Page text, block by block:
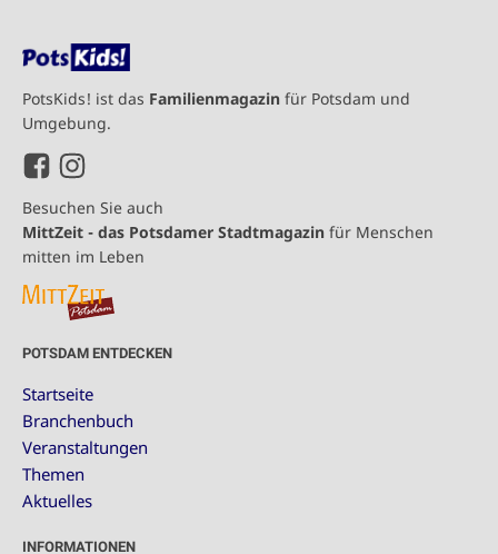
PotsKids! ist das Familienmagazin für Potsdam und
Umgebung.
Besuchen Sie auch
MittZeit - das Potsdamer Stadtmagazin für Menschen
mitten im Leben
POTSDAM ENTDECKEN
Startseite
Branchenbuch
Veranstaltungen
Themen
Aktuelles
INFORMATIONEN